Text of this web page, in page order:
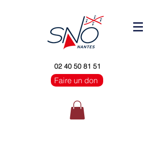
02 40 50 81 51
Faire un don